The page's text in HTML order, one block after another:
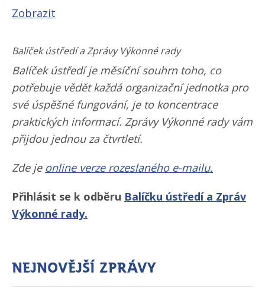
Zobrazit
Balíček ústředí a Zprávy Výkonné rady
Balíček ústředí je měsíční souhrn toho, co
potřebuje vědět každá organizační jednotka pro
své úspěšné fungování, je to koncentrace
praktických informací. Zprávy Výkonné rady vám
přijdou jednou za čtvrtletí.
Zde je online verze rozeslaného e-mailu.
Přihlásit se k odběru Balíčku ústředí a Zpráv
Výkonné rady.
Nejnovější zprávy